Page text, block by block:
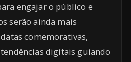
engajar o público e
serão ainda mais
comemorativas,
digitais guiando